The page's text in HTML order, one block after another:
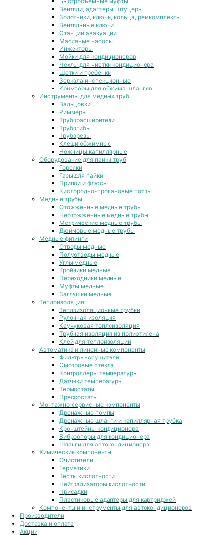
Вентили, адаптеры, штуцеры
Золотники, ключи, кольца, ремкомплекты
Вентильные ключи
Станции эвакуации
Масляные насосы
Инжекторы
Мойки для кондиционеров
Чехлы для чистки кондиционера
Щетки и гребенки
Зеркала инспекционные
Кримперы для обжима шлангов
Инструменты для медных труб
Вальцовки
Риммеры
Труборасширители
Трубогибы
Труборезы
Клещи обжимные
Ножницы капиллярные
Оборудование для пайки труб
Горелки
Газы для пайки
Припои и флюсы
Кислородно-пропановые посты
Медные трубы
Отожженные медные трубы
Неотожженные медные трубы
Метрические медные трубы
Дюймовые медные трубы
Медные фитинги
Отводы медные
Полуотводы медные
Углы медные
Тройники медные
Переходники медные
Муфты медные
Заглушки медные
Теплоизоляция
Теплоизоляционные трубки
Рулонная изоляция
Каучуковая теплоизоляция
Трубная изоляция из полиэтилена
Клей для теплоизоляции
Автоматика и линейные компоненты
Фильтры-осушители
Смотровые стекла
Контроллеры температуры
Датчики температуры
Термостаты
Прессостаты
Монтажно‑сервисные компоненты
Дренажные помпы
Дренажные шланги и капиллярная трубка
Кронштейны кондиционера
Виброопоры для кондиционера
Шланги для автокондиционера
Химические компоненты
Очистители
Герметики
Тесты кислотности
Нейтрализаторы кислотности
Присадки
Пластиковые адаптеры для картриджей
Компоненты и инструменты для автокондиционеров
Производители
Доставка и оплата
Акции